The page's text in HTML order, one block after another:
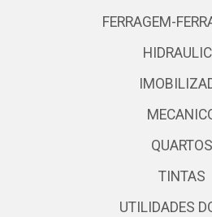
FERRAGEM-
QUARTOS
TINTAS
UTILIDADES